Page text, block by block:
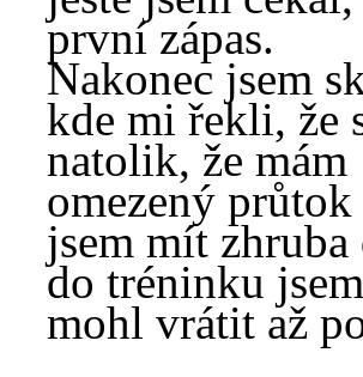
první zápas.
Nakonec jsem
kde mi řekli, že
natolik, že mám
omezený
jsem mít
do tréninku
mohl vrátit až